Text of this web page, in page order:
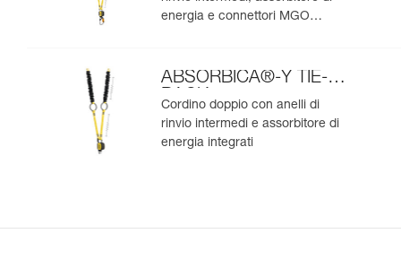
energia e connettori MGO
ABSORBICA®-Y TIE-
BACK
Cordino doppio con anelli di
rinvio intermedi e assorbitore di
energia integrati